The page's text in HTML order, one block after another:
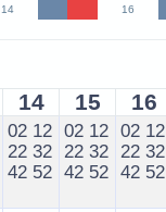
14 16
14 15 16
02 12
22 32
42 52
02 12
22 32
42 52
02 12
22 32
42 52